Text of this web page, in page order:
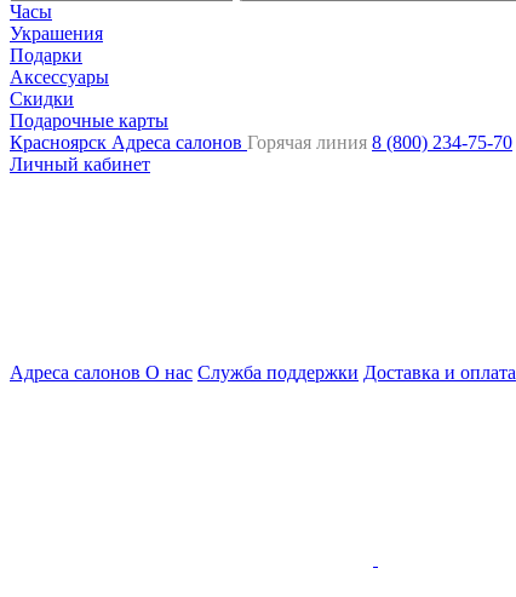
Часы
Украшения
Подарки
Аксессуары
Скидки
Подарочные карты
Красноярск Адреса салонов Горячая линия 8 (800) 234-75-70
Личный кабинет
Адреса салонов О нас Служба поддержки Доставка и оплата